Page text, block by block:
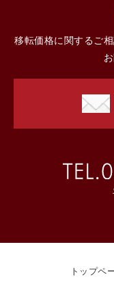
移転価格に関するご
トップペ